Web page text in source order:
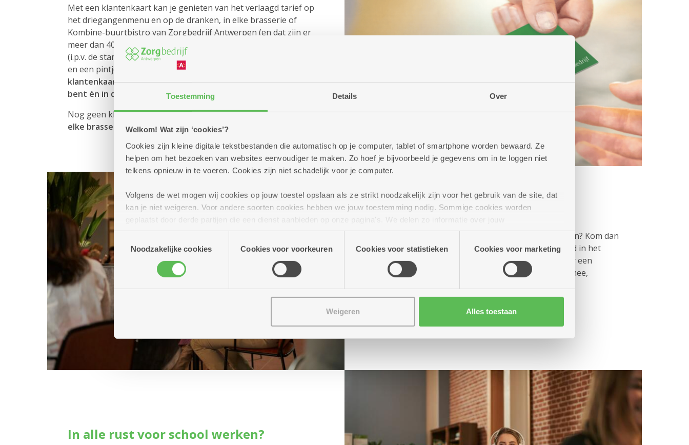
Toestemming Details Over
Welkom! Wat zijn ‘cookies’?
Cookies zijn kleine digitale tekstbestanden die automatisch op je computer, tablet of smartphone worden bewaard. Ze
helpen om het bezoeken van websites eenvoudiger te maken. Zo hoef je bijvoorbeeld je gegevens om in te loggen niet
telkens opnieuw in te voeren. Cookies zijn niet schadelijk voor je computer.
Volgens de wet mogen wij cookies op jouw toestel opslaan als ze strikt noodzakelijk zijn voor het gebruik van de site, dat
kan je niet weigeren. Voor andere soorten cookies hebben we jouw toestemming nodig. Sommige cookies worden
geplaatst door derde partijen die een dienst aanbieden op onze pagina's. We delen zo informatie over jouw
(geanonimiseerd) gebruik van onze site voor social media, advertenties en analyse. Deze partners kunnen deze gegevens
Noodzakelijke cookies
Cookies voor voorkeuren Cookies voor statistieken Cookies voor marketing
Weigeren Alles toestaan
Met een klantenkaart kan je genieten van het verlaagd tarief op
het driegangenmenu en op de dranken, in elke brasserie of
Kombine-buurtbistro van Zorgbedrijf Antwerpen (en dat zijn er
meer dan 40). Bijvoorbeeld 10 euro voor een driegangenmenu
(i.p.v. de standaardprijs van 18,20 euro), een koffie vanaf 1,65 euro
en een pintje voor 2 euro (i.p.v. 3 euro).
klantenkaart krijgen als je minstens 65 jaar (of gelijkgesteld)
bent én in de stad Antwerpen woont.
Nog geen klantenkaart?Vraag je klantenkaart aan de kassa van
elke brasserie.
Iedereen is welkom
Door drukke gezinsagenda geen tijd of zin om te koken? Kom dan
met de kinderen genieten van een gevarieerde maaltijd in het
dienstencentrum in je buurt. Je betaalt 18,20 euro voor een
driegangenmenu
. Breng gerust familie en vrienden mee,
Reserveer hier je maaltijd
In alle rust voor school werken?